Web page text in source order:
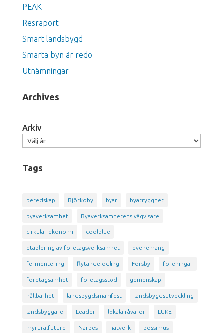
PEAK
Resraport
Smart landsbygd
Smarta byn är redo
Utnämningar
Archives
Arkiv
Tags
beredskap Björköby byar byatrygghet
byaverksamhet Byaverksamhetens vägvisare
cirkulär ekonomi coolblue
etablering av företagsverksamhet evenemang
fermentering flytande odling Forsby föreningar
företagsamhet företagsstöd gemenskap
hållbarhet landsbygdsmanifest landsbygdsutveckling
landsbyggare Leader lokala råvaror LUKE
myruralfuture Närpes nätverk possimus